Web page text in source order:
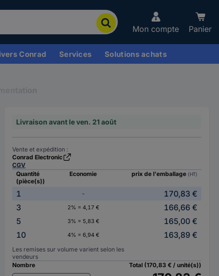
Mon compte Panier
Conrad Services Solutions achats
Livraison avant le ven. 21 août
Vente et expédition :
Conrad Electronic
CGV
Quantité
(pièce(s))
Economie prix de l'emballage (HT)
1 -
170,83 €
3
2% = 4,17 €
166,66 €
5
3% = 5,83 €
165,00 €
10
4% = 6,94 € 163,89 €
Les remises sur volume varient selon les
vendeurs
Nombre
Total (170,83 € / unité(s))